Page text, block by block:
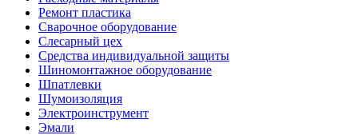
Ремонт пластика
Сварочное оборудование
Слесарный цех
Средства индивидуальной защиты
Шиномонтажное оборудование
Шпатлевки
Шумоизоляция
Электроинструмент
Эмали